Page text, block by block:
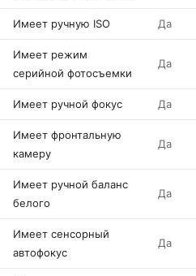
Имеет ручную ISO Да
Имеет режим
серийной фотосъемки
Да
Имеет ручной фокус Да
Имеет фронтальную
камеру
Да
Имеет ручной баланс
белого
Да
Имеет сенсорный
автофокус
Да